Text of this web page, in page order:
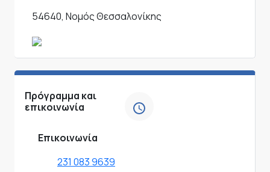
54640, Νομός Θεσσαλονίκης
Πρόγραμμα και
επικοινωνία
Επικοινωνία
231 083 9639